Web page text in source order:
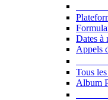
Dates à
Appels
Tous
Album